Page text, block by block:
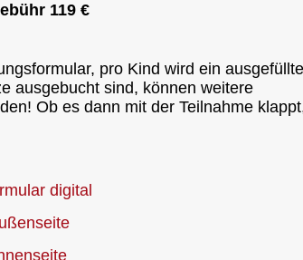
119 €
pro Kind wird ein
ausgebucht sind, können weitere
Ob es dann mit der Teilnahme
digital